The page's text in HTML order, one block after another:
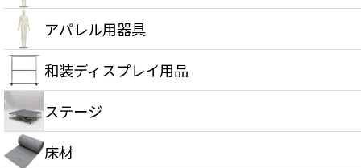
アパレル用器具
和装ディスプレイ用品
ステージ
床材